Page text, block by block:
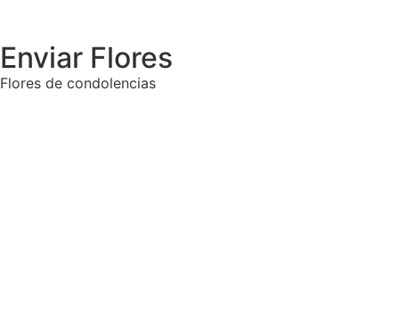
Enviar Flores
Flores de condolencias